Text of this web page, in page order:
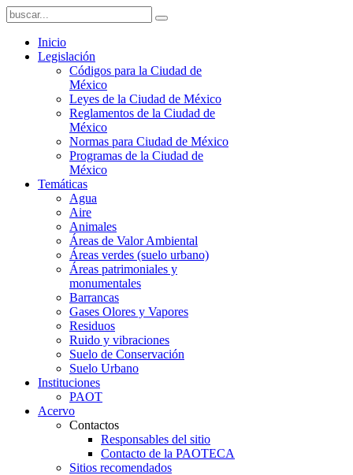
Inicio
Legislación
Códigos para la Ciudad de
México
Leyes de la Ciudad de México
Reglamentos de la Ciudad de
México
Normas para Ciudad de México
Programas de la Ciudad de
México
Temáticas
Agua
Aire
Animales
Áreas de Valor Ambiental
Áreas verdes (suelo urbano)
Áreas patrimoniales y
monumentales
Barrancas
Gases Olores y Vapores
Residuos
Ruido y vibraciones
Suelo de Conservación
Suelo Urbano
Instituciones
PAOT
Acervo
Contactos
Responsables del sitio
Contacto de la PAOTECA
Sitios recomendados